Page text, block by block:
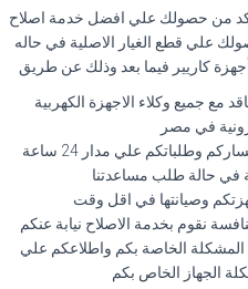
من حصولك علي افضل خدمة اصلاح
علي قطع الغيار الاصلية في حاله
كاريير فيما بعد وذلك عن طريق
مع جميع وكلاء الاجهزة الكهربية
في مصر
وطلباتكم علي مدار 24 ساعة
في حالة طلب مساعدتنا
وصيانتها في اقل وقت
نقوم بخدمة الاصلاح نيابة عنكم
الخاصة بكم واطلاعكم علي
الجهاز الخاص بكم